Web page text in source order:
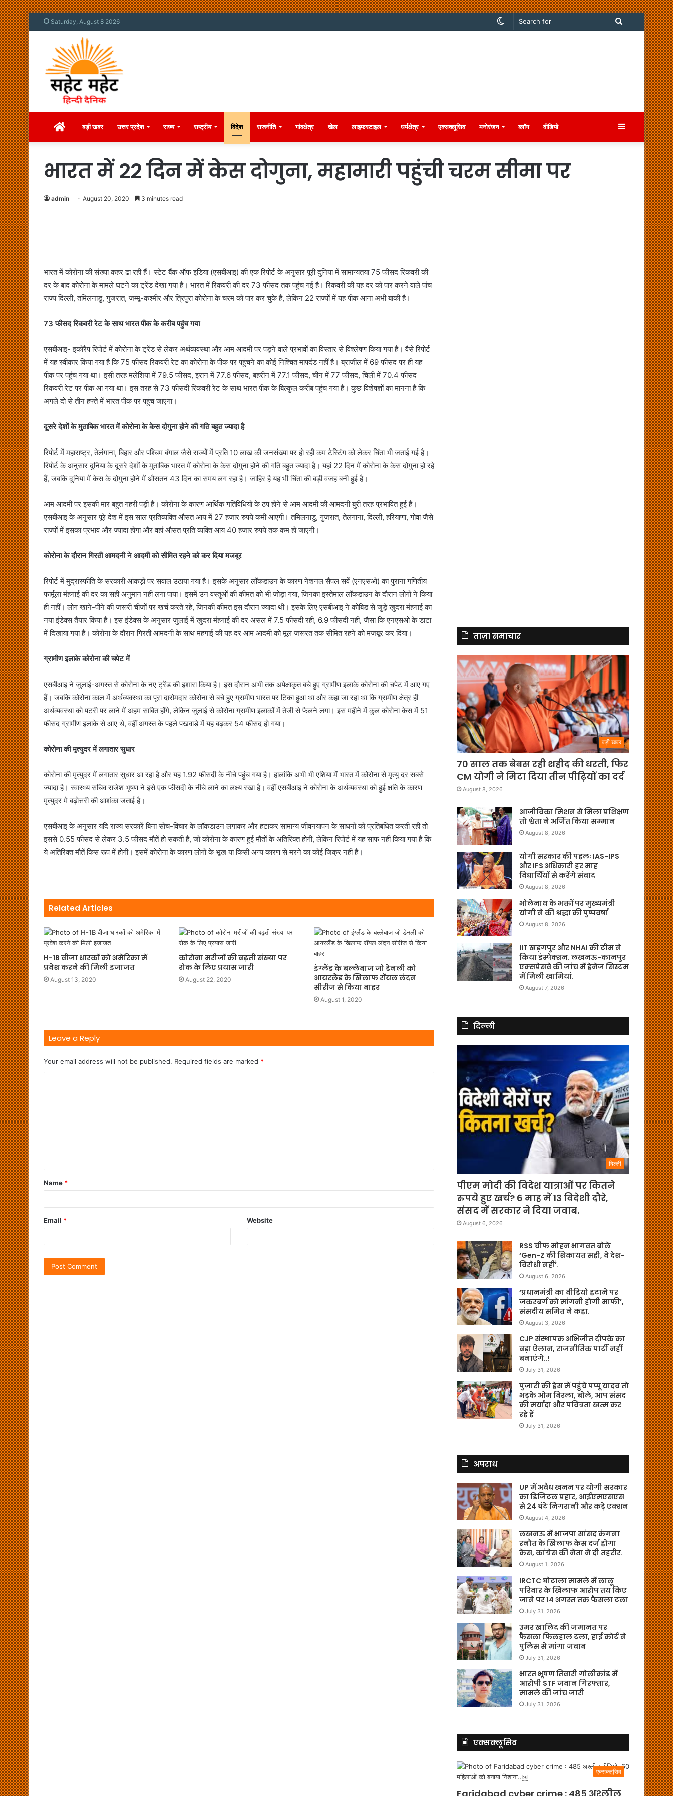
Saturday, August 8 2026
Search
Switch
Homeबड़ी खबर उत्तर प्रदेश राज्य राष्ट्रीय विदेश राजनीति गांवक्षेत्र खेल लाइफस्टाइल धर्मक्षेत्र एक्सक्लूसिव मनोरंजन ब्लॉग वीडियो Sidebar
भारत में 22 दिन में केस दोगुना, महामारी पहुंची चरम सीमा पर
admin August 20, 2020 3 minutes read
भारत में कोरोना की संख्या कहर ढा रही हैं। स्‍टेट बैंक ऑफ इंडिया (एसबीआइ) की एक रिपोर्ट के अनुसार पूरी दुनिया में सामान्यतया 75 फीसद रिकवरी की
दर के बाद कोरोना के मामले घटने का ट्रेंड देखा गया है। भारत में रिकवरी की दर 73 फीसद तक पहुंच गई है। रिकवरी की यह दर को पार करने वाले पांच
राज्य दिल्ली, तमिलनाडु, गुजरात, जम्मू-कश्मीर और त्रिपुरा कोरोना के चरम को पार कर चुके हैं, लेकिन 22 राज्यों में यह पीक आना अभी बाकी है।
73 फीसद रिकवरी रेट के साथ भारत पीक के करीब पहुंच गया
एसबीआइ- इकोरैप रिपोर्ट में कोरोना के ट्रेंड से लेकर अर्थव्यवस्था और आम आदमी पर पड़ने वाले प्रभावों का विस्तार से विश्लेषण किया गया है। वैसे रिपोर्ट
में यह स्वीकार किया गया है कि 75 फीसद रिकवरी रेट का कोरोना के पीक पर पहुंचने का कोई निश्चित मापदंड नहीं है। ब्राजील में 69 फीसद पर ही यह
पीक पर पहुंच गया था। इसी तरह मलेशिया में 79.5 फीसद, इरान में 77.6 फीसद, बहरीन में 77.1 फीसद, चीन में 77 फीसद, चिली में 70.4 फीसद
रिकवरी रेट पर पीक आ गया था। इस तरह से 73 फीसदी रिकवरी रेट के साथ भारत पीक के बिल्कुल करीब पहुंच गया है। कुछ विशेषज्ञों का मानना है कि
अगले दो से तीन हफ्ते में भारत पीक पर पहुंच जाएगा।
दूसरे देशों के मुताबिक भारत में कोरोना के केस दोगुना होने की गति बहुत ज्यादा है
रिपोर्ट में महाराष्ट्र, तेलंगाना, बिहार और पश्चिम बंगाल जैसे राज्यों में प्रति 10 लाख की जनसंख्या पर हो रही कम टेस्टिंग को लेकर चिंता भी जताई गई है।
रिपोर्ट के अनुसार दुनिया के दूसरे देशों के मुताबिक भारत में कोरोना के केस दोगुना होने की गति बहुत ज्यादा है। यहां 22 दिन में कोरोना के केस दोगुना हो रहे
हैं, जबकि दुनिया में केस के दोगुना होने में औसतन 43 दिन का समय लग रहा है। जाहिर है यह भी चिंता की बड़ी वजह बनी हुई है।
आम आदमी पर इसकी मार बहुत गहरी पड़ी है। कोरोना के कारण आर्थिक गतिविधियों के ठप होने से आम आदमी की आमदनी बुरी तरह प्रभावित हुई है।
एसबीआइ के अनुसार पूरे देश में इस साल प्रतिव्यक्ति औसत आय में 27 हजार रुपये कमी आएगी। तमिलनाडु, गुजरात, तेलंगाना, दिल्ली, हरियाणा, गोवा जैसे
राज्यों में इसका प्रभाव और ज्यादा होगा और वहां औसत प्रति व्यक्ति आय 40 हजार रुपये तक कम हो जाएगी।
कोरोना के दौरान गिरती आमदनी ने आदमी को सीमित रहने को कर दिया मजबूर
रिपोर्ट में मुद्रास्फीति के सरकारी आंकड़ों पर सवाल उठाया गया है। इसके अनुसार लॉकडाउन के कारण नेशनल सैंपल सर्वे (एनएसओ) का पुराना गणितीय
फार्मूला मंहगाई की दर का सही अनुमान नहीं लगा पाया। इसमें उन वस्तुओं की कीमत को भी जोड़ा गया, जिनका इस्तेमाल लॉकडाउन के दौरान लोगों ने किया
ही नहीं। लोग खाने-पीने की जरूरी चीजों पर खर्च करते रहे, जिनकी कीमत इस दौरान ज्यादा थी। इसके लिए एसबीआइ ने कोबिड से जुड़े खुदरा मंहगाई का
नया इंडेक्स तैयार किया है। इस इंडेक्स के अनुसार जुलाई में खुदरा मंहगाई की दर असल में 7.5 फीसदी रही, 6.9 फीसदी नहीं, जैसा कि एनएसओ के डाटा
में दिखाया गया है। कोरोना के दौरान गिरती आमदनी के साथ मंहगाई की यह दर आम आदमी को मूल जरूरत तक सीमित रहने को मजबूर कर दिया।
ग्रामीण इलाके कोरोना की चपेट में
एसबीआइ ने जुलाई-अगस्त से कोरोना के नए ट्रेंड की इशारा किया है। इस दौरान अभी तक अपेक्षाकृत बचे हुए ग्रामीण इलाके कोरोना की चपेट में आए गए
हैं। जबकि कोरोना काल में अर्थव्यवस्था का पूरा दारोमदार कोरोना से बचे हुए ग्रामीण भारत पर टिका हुआ था और कहा जा रहा था कि ग्रामीण क्षेत्र ही
अर्थव्यवस्था को पटरी पर लाने में अहम साबित होंगे, लेकिन जुलाई से कोरोना ग्रामीण इलाकों में तेजी से फैलने लगा। इस महीने में कुल कोरोना केस में 51
फीसद ग्रामीण इलाके से आए थे, वहीं अगस्त के पहले पखवाड़े में यह बढ़कर 54 फीसद हो गया।
कोरोना की मृत्युदर में लगातार सुधार
कोरोना की मृत्युदर में लगातार सुधार आ रहा है और यह 1.92 फीसदी के नीचे पहुंच गया है। हालांकि अभी भी एशिया में भारत में कोरोना से मृत्यु दर सबसे
ज्यादा है। स्वास्थ्य सचिव राजेश भूषण ने इसे एक फीसदी के नीचे लाने का लक्ष्य रखा है। वहीं एसबीआइ ने कोरोना के अर्थव्यवस्था को हुई क्षति के कारण
मृत्युदर मे बढ़ोत्तरी की आशंका जताई है।
एसबीआइ के अनुसार यदि राज्य सरकारें बिना सोच-विचार के लॉकडाउन लगाकर और हटाकर सामान्य जीवनयापन के साधनों को प्रतिबंधित करती रही तो
इससे 0.55 फीसद से लेकर 3.5 फीसद मौतें हो सकती है, जो कोरोना के कारण हुई मौतों के अतिरिक्त होगी, लेकिन रिपोर्ट में यह साफ नहीं किया गया है कि
ये अतिरिक्त मौतें किस रूप में होगी। इसमें कोरोना के कारण लोगों के भूख या किसी अन्य कारण से मरने का कोई जिक्र नहीं है।
Related Articles
H-1B वीजा धारकों को अमेरिका में
प्रवेश करने की मिली इजाजत
August 13, 2020
कोरोना मरीजों की बढ़ती संख्या पर
रोक के लिए प्रयास जारी
August 22, 2020
इंग्लैंड के बल्लेबाज जो डेनली को
आयरलैंड के खिलाफ रॉयल लंदन
सीरीज से किया बाहर
August 1, 2020
Leave a Reply
Your email address will not be published. Required fields are marked *
Name *
Email * Website
ताज़ा समाचार
बड़ी खबर
70 साल तक बेबस रही शहीद की धरती, फिर
CM योगी ने मिटा दिया तीन पीढ़ियों का दर्द
August 8, 2026
आजीविका मिशन से मिला प्रशिक्षण
तो श्वेता ने अर्जित किया सम्मान
August 8, 2026
योगी सरकार की पहलः IAS-IPS
और IFS अधिकारी हर माह
विद्यार्थियों से करेंगे संवाद
August 8, 2026
भोलेनाथ के भक्तों पर मुख्यमंत्री
योगी ने की श्रद्धा की पुष्पवर्षा
August 8, 2026
IIT खड़गपुर और NHAI की टीम ने
किया इंस्पेक्शन. लखनऊ-कानपुर
एक्सप्रेसवे की जांच में ड्रेनेज सिस्टम
में मिली खामियां.
August 7, 2026
दिल्ली
दिल्ली
पीएम मोदी की विदेश यात्राओं पर कितने
रुपये हुए खर्च? 6 माह में 13 विदेशी दौरे,
संसद में सरकार ने दिया जवाब.
August 6, 2026
RSS चीफ मोहन भागवत बोले
‘Gen-Z की शिकायत सही, वे देश-
विरोधी नहीं’.
August 6, 2026
‘प्रधानमंत्री का वीडियो हटाने पर
जकरबर्ग को मांगनी होगी माफी’,
संसदीय समित ने कहा.
August 3, 2026
CJP संस्थापक अभिजीत दीपके का
बड़ा ऐलान, राजनीतिक पार्टी नहीं
बनाएंगे..!
July 31, 2026
पुजारी की ड्रेस में पहुंचे पप्पू यादव तो
भड़के ओम बिरला, बोले, आप संसद
की मर्यादा और पवित्रता खत्म कर
रहे हैं
July 31, 2026
अपराध
UP में अवैध खनन पर योगी सरकार
का डिजिटल प्रहार, आईएमएसएस
से 24 घंटे निगरानी और कड़े एक्शन
August 4, 2026
लखनऊ में भाजपा सांसद कंगना
रनौत के खिलाफ केस दर्ज होगा
केस, कांग्रेस की नेता ने दी तहरीर.
August 1, 2026
IRCTC घोटाला मामले में लालू
परिवार के खिलाफ आरोप तय किए
जाने पर 14 अगस्त तक फैसला टला
July 31, 2026
उमर खालिद की जमानत पर
फैसला फिलहाल टला, हाई कोर्ट ने
पुलिस से मांगा जवाब
July 31, 2026
भारत भूषण तिवारी गोलीकांड में
आरोपी STF जवान गिरफ्तार,
मामले की जांच जारी
July 31, 2026
एक्सक्लूसिव
एक्सक्लूसिव